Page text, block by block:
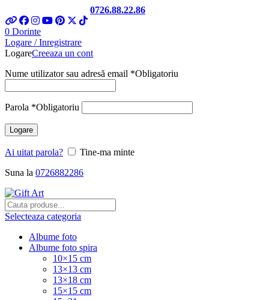
0726.88.22.86
0 Dorinte
Logare / Inregistrare
LogareCreeaza un cont
Nume utilizator sau adresă email *Obligatoriu
Parola *Obligatoriu
Logare
Ai uitat parola?
Tine-ma minte
Suna la 0726882286
Selecteaza categoria
Albume foto
Albume foto spira
10×15 cm
13×13 cm
13×18 cm
15×15 cm